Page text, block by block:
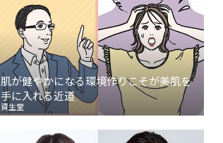
肌が健やかになる環境作りこそが美肌を
手に入れる近道
資生堂